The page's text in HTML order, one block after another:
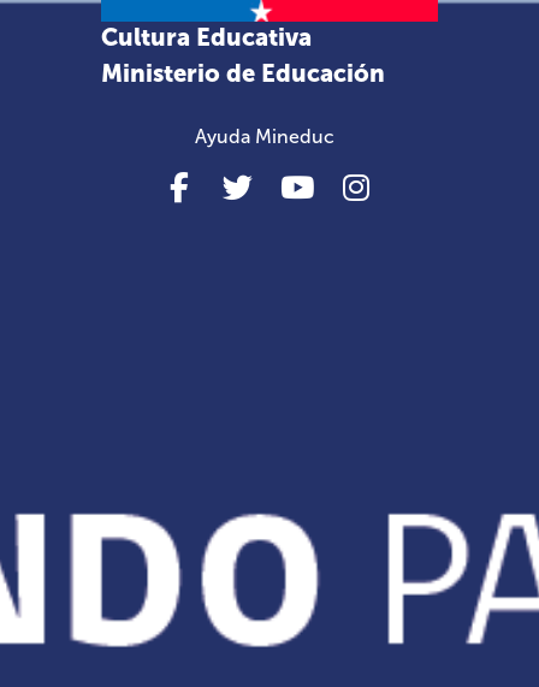
Cultura Educativa
Ministerio de Educación
Ayuda Mineduc